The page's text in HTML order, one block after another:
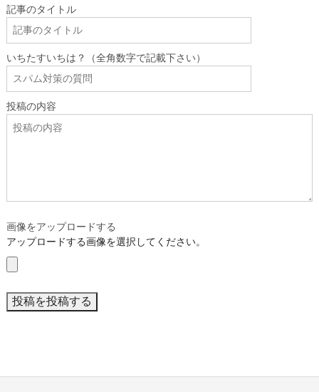
記事のタイトル
いちたすいちは？（全角数字で記載下さい）
投稿の内容
画像をアップロードする
アップロードする画像を選択してください。